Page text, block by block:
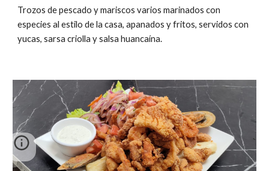
Trozos de pescado y mariscos varios marinados con
especies al estilo de la casa, apanados y fritos, servidos con
yucas, sarsa criolla y salsa huancaína.